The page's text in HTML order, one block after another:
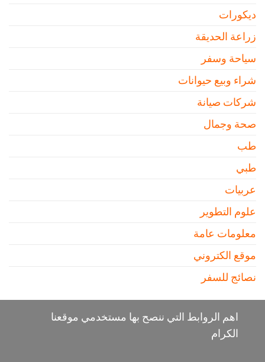
ديكورات
زراعة الحديقة
سياحة وسفر
شراء وبيع حيوانات
شركات صيانة
صحة وجمال
طب
طبي
عربيات
علوم التطوير
معلومات عامة
موقع الكتروني
نصائج للسفر
اهم الروابط التي ننصح بها مستخدمي موقعنا
الكرام